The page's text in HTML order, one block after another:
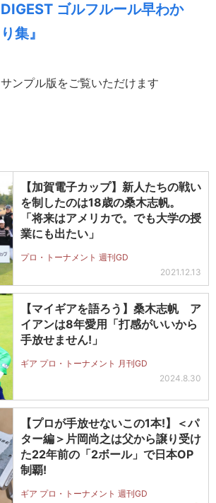
DIGEST ゴルフルール早わか
り集』
サンプル版をご覧いただけます
【加賀電子カップ】新人たちの戦い
を制したのは18歳の桑木志帆。
「将来はアメリカで。でも大学の授
業にも出たい」
プロ・トーナメント 週刊GD
2021.12.13
【マイギアを語ろう】桑木志帆 ア
イアンは8年愛用「打感がいいから
手放せません!」
ギア プロ・トーナメント 月刊GD
2024.8.30
【プロが手放せないこの1本!】＜パ
ター編＞片岡尚之は父から譲り受け
た22年前の「2ボール」で日本OP
制覇!
ギア プロ・トーナメント 週刊GD